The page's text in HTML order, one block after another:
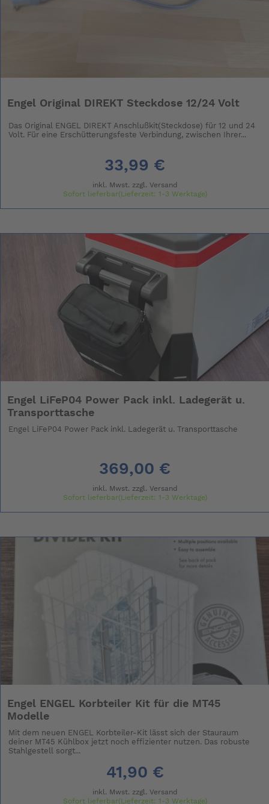
Engel Original DIREKT Steckdose 12/24 Volt
Das Original ENGEL DIREKT Anschlußkit(Steckdose) für 12 und 24
Volt. Für eine Erschütterungsfeste Verbindung, zwischen Ihrer...
33,99 €
inkl. Mwst. zzgl. Versand
Sofort lieferbar(Lieferzeit: 1-3 Werktage)
Engel LiFeP04 Power Pack inkl. Ladegerät u.
Transporttasche
Engel LiFeP04 Power Pack inkl. Ladegerät u. Transporttasche
369,00 €
inkl. Mwst. zzgl. Versand
Sofort lieferbar(Lieferzeit: 1-3 Werktage)
Engel ENGEL Korbteiler Kit für die MT45
Modelle
Mit dem neuen ENGEL Korbteiler-Kit lässt sich der Stauraum
deiner MT45 Kühlbox jetzt noch effizienter nutzen. Das robuste
Stahlgestell sorgt...
41,90 €
inkl. Mwst. zzgl. Versand
Sofort lieferbar(Lieferzeit: 1-3 Werktage)